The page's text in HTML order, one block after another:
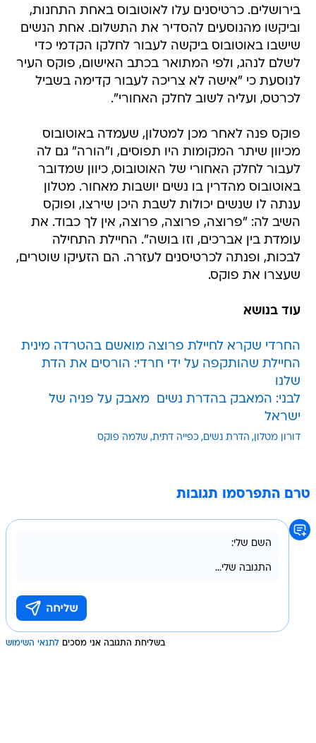
בירושלים. כרטיסנים עלו לאוטובוס באחת התחנות,
וביקשו מהנוסעים להסדיר את התשלום. אחת הנשים
שישבו באוטובוס ביקשה לעבור לחלקו הקדמי כדי
לשלם לנהג, ולפי המתואר בכתב האישום, פוקס העיר
לנוסעת כי "אישה לא צריכה לעבור קדימה בשביל
לכרטס, ועליה לשוב לחלק האחורי".
פוקס פנה לאחר מכן למטלון, שעמדה באוטובוס
מכיוון שיתר המקומות היו תפוסים, ו"הורה" גם לה
לעבור לחלק האחורי של האוטובוס, כיוון שמדובר
באוטובוס מהדרין בו נשים יושבות מאחור. מטלון
ענתה לו שנשים יכולות לשבת היכן שירצו, ופוקס
השיב לה: "פרוצה, פרוצה, פרוצה, אין לך כבוד. את
עומדת בין אברכים, וזו בושה". החיילת התחילה
לבכות, ופנתה לכרטיסנים לעזרה. הם הזעיקו שוטרים,
שעצרו את פוקס.
עוד בנושא
החרדי שקרא לחיילת פרוצה מואשם בהטרדה מינית
החיילת שהותקפה על ידי חרדי: הורסים את הדת
שלנו
לבני: המאבק בהדרת נשים  מאבק על פניה של
ישראל
דורון מטלון הדרת נשים כפייה דתית שלמה פוקס
טרם התפרסמו תגובות
בשליחת התגובה אני מסכים לתנאי השימוש